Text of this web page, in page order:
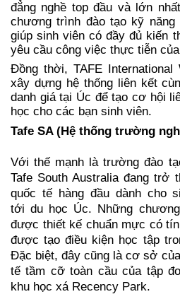
đẳng nghề top đầu và lớn
chương trình đào tạo kỹ năng
giúp sinh viên có đầy đủ kiến
yêu cầu công việc thực tiễn
Đồng thời, TAFE International
xây dựng hệ thống liên kết
danh giá tại Úc để tạo cơ hội
học cho các bạn sinh viên.
Tafe SA (Hệ thống trường
Với thế mạnh là trường đào
Tafe South Australia đang trở
quốc tế hàng đầu dành cho
tới du học Úc. Những
được thiết kế chuẩn mực có
được tạo điều kiện học tập
Đặc biệt, đây cũng là cơ sở
tế tầm cỡ toàn cầu của tập
khu học xá Recency Park.